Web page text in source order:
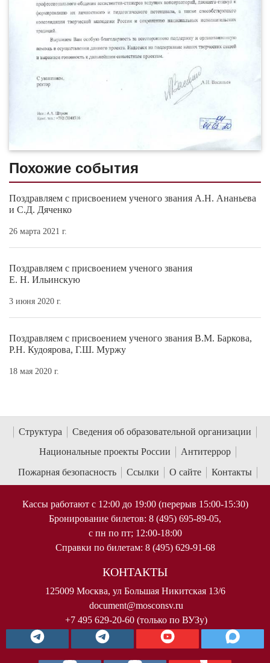
Похожие события
Поздравляем с присвоением ученого звания А.Н. Ананьева
и С.Д. Дяченко
26 марта 2021 г.
Поздравляем с присвоением ученого звания
Е. Н. Ильинскую
3 июня 2020 г.
Поздравляем с присвоением ученого звания В.М. Баркова,
Р.Н. Кудоярова, Г.Ш. Муржу
18 мая 2020 г.
Структура
Сведения об образовательной организации
Национальные проекты России
Антитеррор
Пожарная безопасность
Ссылки О сайте Контакты
Кассы работают с 12:00 до 19:00 (перерыв 15:00-15:30)
Бронирование билетов: 8 (495) 695-89-05,
с пн по пт; 12:00-18:00
Справки по билетам: 8 (495) 629-91-68
КОНТАКТЫ
125009 Москва, ул Большая Никитская 13/6
document@mosconsv.ru
+7 495 629-20-60 (только по ВУЗу)